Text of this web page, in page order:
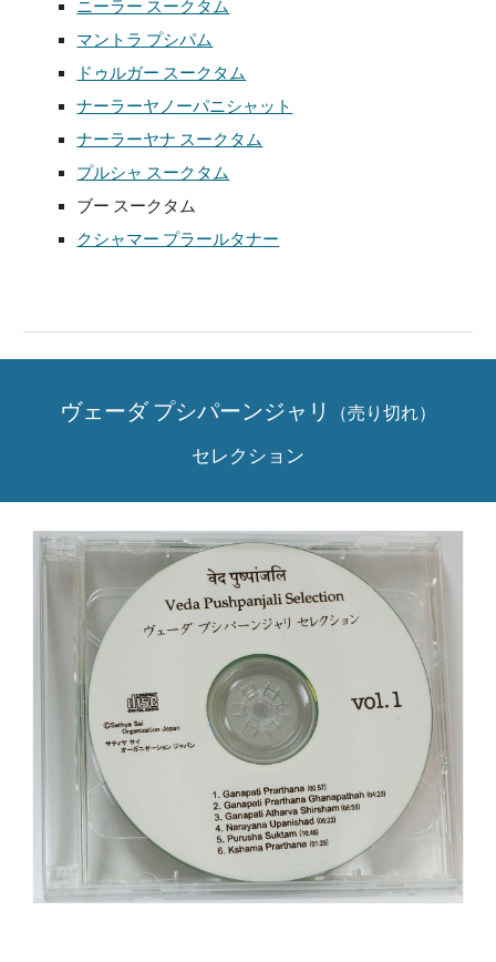
ニーラー スークタム
マントラ プシパム
ドゥルガー スークタム
ナーラーヤノーパニシャット
ナーラーヤナ スークタム
プルシャ スークタム
ブー スークタム
クシャマー プラールタナー
ヴェーダ プシパーンジャリ （売り切れ）
セレクション